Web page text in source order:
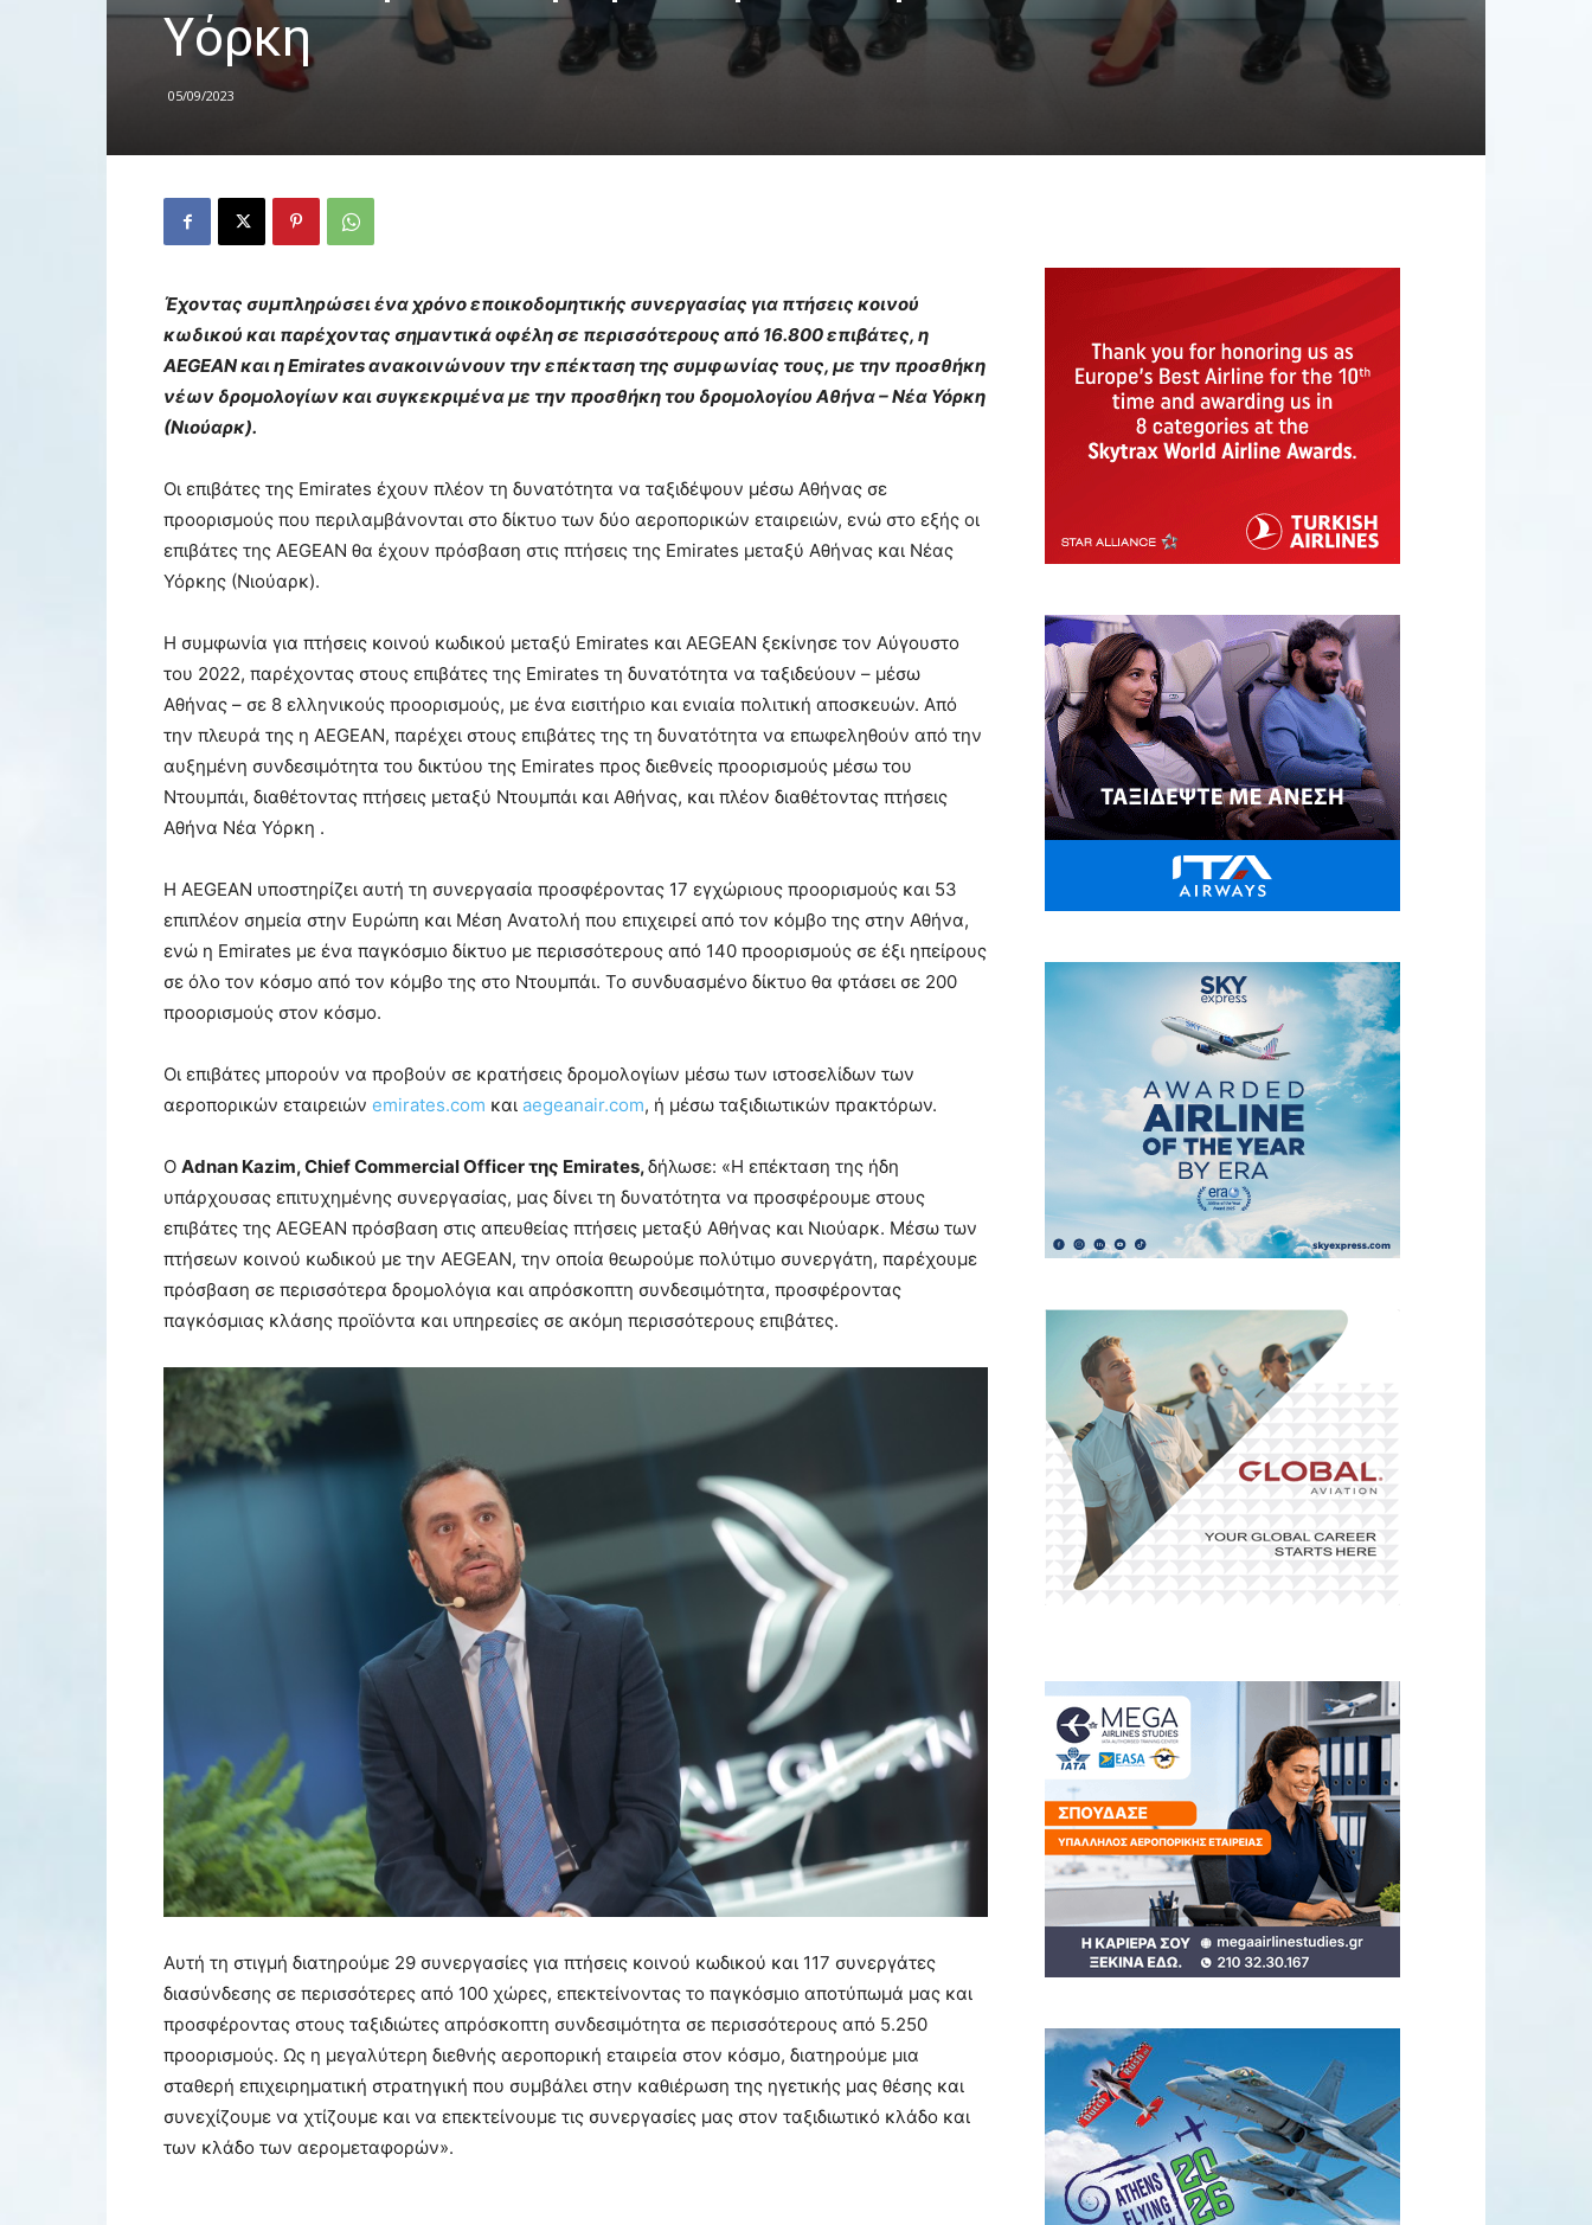
Υόρκη
05/09/2023
Έχοντας συμπληρώσει ένα χρόνο εποικοδομητικής συνεργασίας για πτήσεις κοινού
κωδικού και παρέχοντας σημαντικά οφέλη σε περισσότερους από 16.800 επιβάτες, η
AEGEAN και η Emirates ανακοινώνουν την επέκταση της συμφωνίας τους, με την προσθήκη
νέων δρομολογίων και συγκεκριμένα με την προσθήκη του δρομολογίου Αθήνα – Νέα Υόρκη
(Νιούαρκ).
Οι επιβάτες της Emirates έχουν πλέον τη δυνατότητα να ταξιδέψουν μέσω Αθήνας σε
προορισμούς που περιλαμβάνονται στο δίκτυο των δύο αεροπορικών εταιρειών, ενώ στο εξής οι
επιβάτες της AEGEAN θα έχουν πρόσβαση στις πτήσεις της Emirates μεταξύ Αθήνας και Νέας
Υόρκης (Νιούαρκ).
Η συμφωνία για πτήσεις κοινού κωδικού μεταξύ Emirates και AEGEAN ξεκίνησε τον Αύγουστο
του 2022, παρέχοντας στους επιβάτες της Emirates τη δυνατότητα να ταξιδεύουν – μέσω
Αθήνας – σε 8 ελληνικούς προορισμούς, με ένα εισιτήριο και ενιαία πολιτική αποσκευών. Από
την πλευρά της η AEGEAN, παρέχει στους επιβάτες της τη δυνατότητα να επωφεληθούν από την
αυξημένη συνδεσιμότητα του δικτύου της Emirates προς διεθνείς προορισμούς μέσω του
Ντουμπάι, διαθέτοντας πτήσεις μεταξύ Ντουμπάι και Αθήνας, και πλέον διαθέτοντας πτήσεις
Αθήνα Νέα Υόρκη .
Η AEGEAN υποστηρίζει αυτή τη συνεργασία προσφέροντας 17 εγχώριους προορισμούς και 53
επιπλέον σημεία στην Ευρώπη και Μέση Ανατολή που επιχειρεί από τον κόμβο της στην Αθήνα,
ενώ η Emirates με ένα παγκόσμιο δίκτυο με περισσότερους από 140 προορισμούς σε έξι ηπείρους
σε όλο τον κόσμο από τον κόμβο της στο Ντουμπάι. Το συνδυασμένο δίκτυο θα φτάσει σε 200
προορισμούς στον κόσμο.
Οι επιβάτες μπορούν να προβούν σε κρατήσεις δρομολογίων μέσω των ιστοσελίδων των
αεροπορικών εταιρειών emirates.com και aegeanair.com, ή μέσω ταξιδιωτικών πρακτόρων.
Ο Adnan Kazim, Chief Commercial Officer της Emirates,δήλωσε: «Η επέκταση της ήδη
υπάρχουσας επιτυχημένης συνεργασίας, μας δίνει τη δυνατότητα να προσφέρουμε στους
επιβάτες της AEGEAN πρόσβαση στις απευθείας πτήσεις μεταξύ Αθήνας και Νιούαρκ. Μέσω των
πτήσεων κοινού κωδικού με την AEGEAN, την οποία θεωρούμε πολύτιμο συνεργάτη, παρέχουμε
πρόσβαση σε περισσότερα δρομολόγια και απρόσκοπτη συνδεσιμότητα, προσφέροντας
παγκόσμιας κλάσης προϊόντα και υπηρεσίες σε ακόμη περισσότερους επιβάτες.
Αυτή τη στιγμή διατηρούμε 29 συνεργασίες για πτήσεις κοινού κωδικού και 117 συνεργάτες
διασύνδεσης σε περισσότερες από 100 χώρες, επεκτείνοντας το παγκόσμιο αποτύπωμά μας και
προσφέροντας στους ταξιδιώτες απρόσκοπτη συνδεσιμότητα σε περισσότερους από 5.250
προορισμούς. Ως η μεγαλύτερη διεθνής αεροπορική εταιρεία στον κόσμο, διατηρούμε μια
σταθερή επιχειρηματική στρατηγική που συμβάλει στην καθιέρωση της ηγετικής μας θέσης και
συνεχίζουμε να χτίζουμε και να επεκτείνουμε τις συνεργασίες μας στον ταξιδιωτικό κλάδο και
των κλάδο των αερομεταφορών».